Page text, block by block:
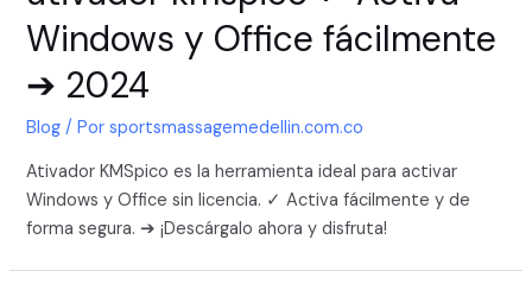
Windows y Office fácilmente
➔ 2024
Blog / Porsportsmassagemedellin.com.co
Ativador KMSpico es la herramienta ideal para activar
Windows y Office sin licencia. ✓ Activa fácilmente y de
forma segura. ➔ ¡Descárgalo ahora y disfruta!